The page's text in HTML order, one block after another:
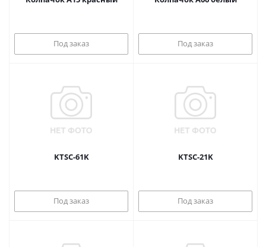
Под заказ Под заказ
KTSC-61K
Под заказ
KTSC-21K
Под заказ